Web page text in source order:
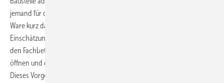
jemand für die Annahme autorisiert und quittiert – um sich und die
Ware kurz danach unauffindbar zu machen. Deshalb ist es nach
Einschätzung des Großhandels wichtig, dass autorisierte Personen in
den Fachbetrieben den Datenzugang für eine Bestellung nur kurzzeitig
öffnen und die Verbindung direkt danach durch ein Log-out beenden.
Dieses Vorgehen könnte möglichen Hackern den Zugang zumindest